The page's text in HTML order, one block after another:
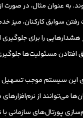
به عنوان مثال، در صورت
رفتن سوابق کارکنان، میز
هشدارهایی را برای
افتادن مسئولیت‌ها
این سیستم موجب تسهیل
می‌توانند از
پورتال‌های سازمانی با